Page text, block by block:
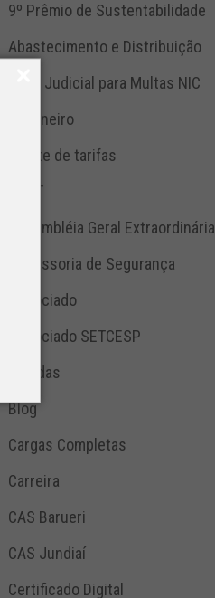
9º Prêmio de Sustentabilidade
Abastecimento e Distribuição
Ação Judicial para Multas NIC
Aduaneiro
Ajuste de tarifas
ANTT
Assembléia Geral Extraordinária
Assessoria de Segurança
Associado
Associado SETCESP
Bebidas
Blog
Cargas Completas
Carreira
CAS Barueri
CAS Jundiaí
Certificado Digital